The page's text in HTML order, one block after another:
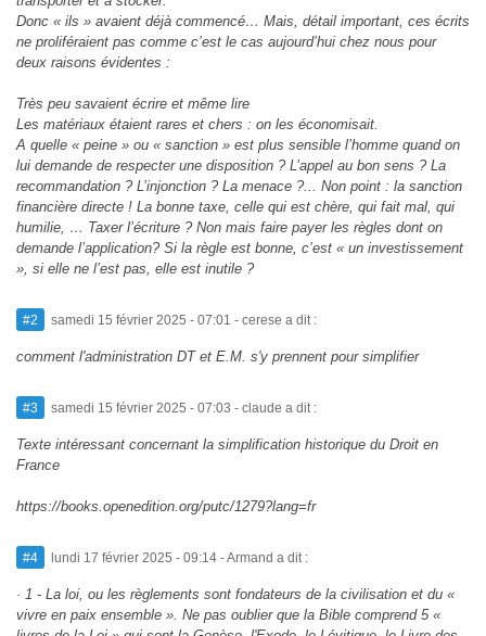
Donc « ils » avaient déjà commencé… Mais, détail important, ces écrits
ne proliféraient pas comme c’est le cas aujourd’hui chez nous pour
deux raisons évidentes :
Très peu savaient écrire et même lire
Les matériaux étaient rares et chers : on les économisait.
A quelle « peine » ou « sanction » est plus sensible l’homme quand on
lui demande de respecter une disposition ? L’appel au bon sens ? La
recommandation ? L’injonction ? La menace ?... Non point : la sanction
financière directe ! La bonne taxe, celle qui est chère, qui fait mal, qui
humilie, … Taxer l’écriture ? Non mais faire payer les règles dont on
demande l’application? Si la règle est bonne, c’est « un investissement
», si elle ne l’est pas, elle est inutile ?
#2 samedi 15 février 2025 - 07:01 - cerese a dit :
comment l'administration DT et E.M. s'y prennent pour simplifier
#3 samedi 15 février 2025 - 07:03 - claude a dit :
Texte intéressant concernant la simplification historique du Droit en
France
https://books.openedition.org/putc/1279?lang=fr
#4 lundi 17 février 2025 - 09:14 - Armand a dit :
· 1 - La loi, ou les règlements sont fondateurs de la civilisation et du «
vivre en paix ensemble ». Ne pas oublier que la Bible comprend 5 «